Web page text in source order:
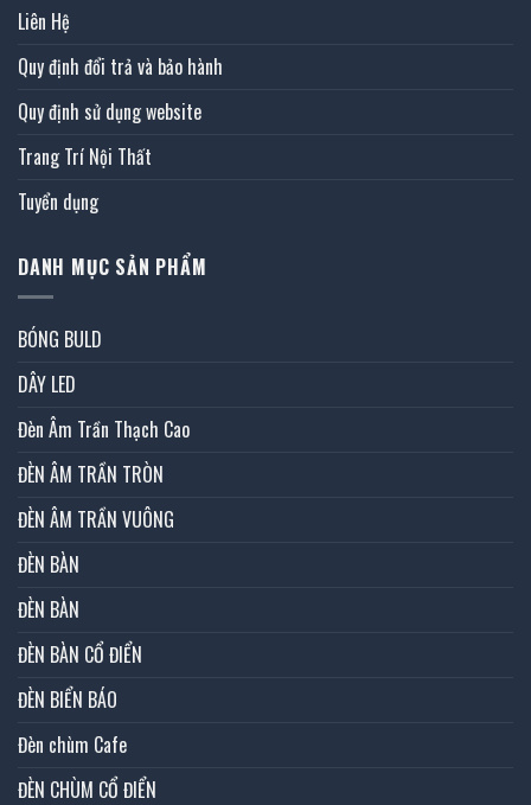
Liên Hệ
Quy định đổi trả và bảo hành
Quy định sử dụng website
Trang Trí Nội Thất
Tuyển dụng
DANH MỤC SẢN PHẨM
BÓNG BULD
DÂY LED
Đèn Âm Trần Thạch Cao
ĐÈN ÂM TRẦN TRÒN
ĐÈN ÂM TRẦN VUÔNG
ĐÈN BÀN
ĐÈN BÀN
ĐÈN BÀN CỔ ĐIỂN
ĐÈN BIỂN BÁO
Đèn chùm Cafe
ĐÈN CHÙM CỔ ĐIỂN